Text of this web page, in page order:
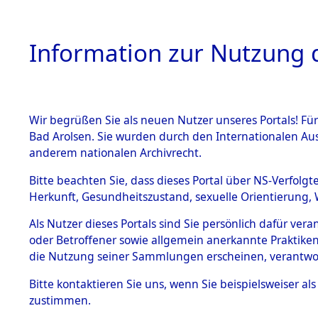
HOME
BESTÄNDE
Inhaftierungsdoku
mente
5. Verschiedenes
Todesmärsche
5.3.1 Alliierte
Information zur Nutzung
Wir begrüßen Sie als neuen Nutzer unseres Portals!
Bad Arolsen. Sie wurden durch den Internationalen
anderem nationalen Archivrecht.
Bitte beachten Sie, dass dieses Portal über NS-
Herkunft, Gesundheitszustand, sexuelle
Als Nutzer dieses Portals sind Sie persönlich dafür
oder Betroffener sowie allgemein anerkannte
die Nutzung seiner Sammlungen erscheinen,
Bitte kontaktieren Sie uns, wenn Sie beispielsweiser
zustimmen.